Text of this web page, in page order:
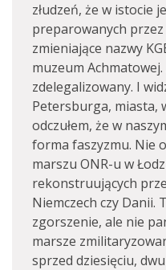
złudzeń, że w istocie
preparowanych
zmieniające nazwy
muzeum Achmatowej.
zdelegalizowany. I
Petersburga, miasta,
odczułem, że w
forma faszyzmu. Nie
marszu ONR-u w
rekonstruujących
Niemczech czy Danii.
zgorszenie, ale nie
marsze
sprzed dziesięciu,